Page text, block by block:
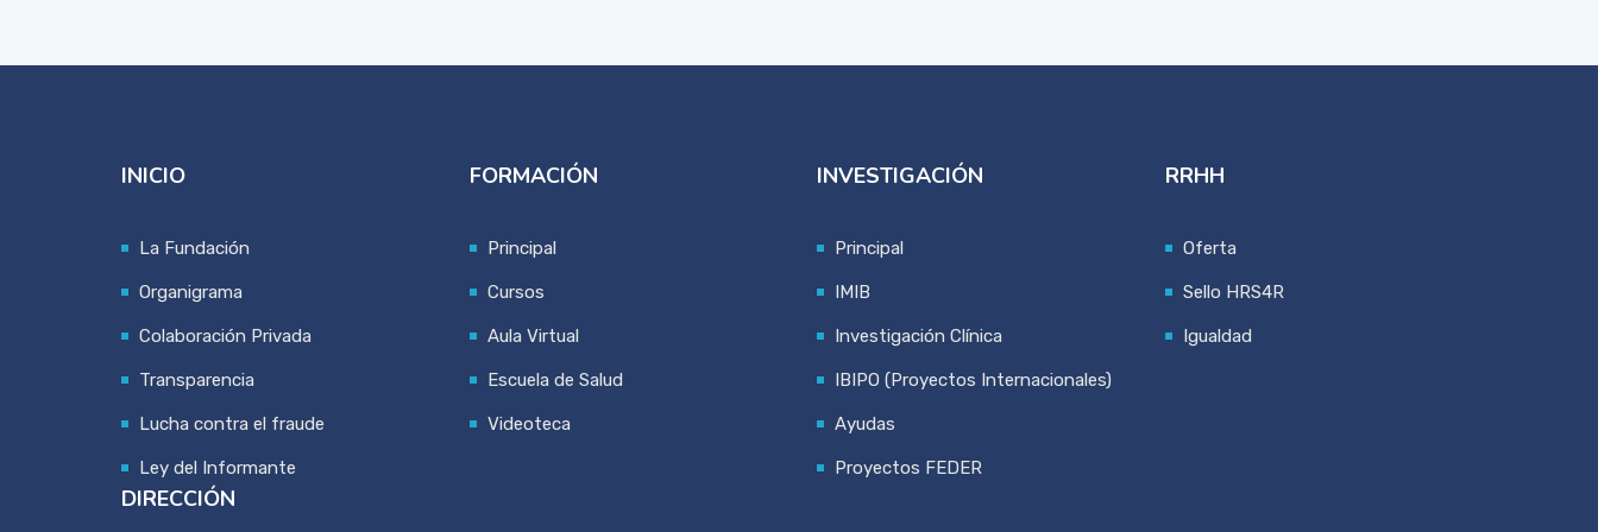
INICIO
La Fundación
Organigrama
Colaboración Privada
Transparencia
Lucha contra el fraude
Ley del Informante
FORMACIÓN
Principal
Cursos
Aula Virtual
Escuela de Salud
Videoteca
INVESTIGACIÓN
Principal
IMIB
Investigación Clínica
IBIPO (Proyectos Internacionales)
Ayudas
Proyectos FEDER
RRHH
Oferta
Sello HRS4R
Igualdad
DIRECCIÓN